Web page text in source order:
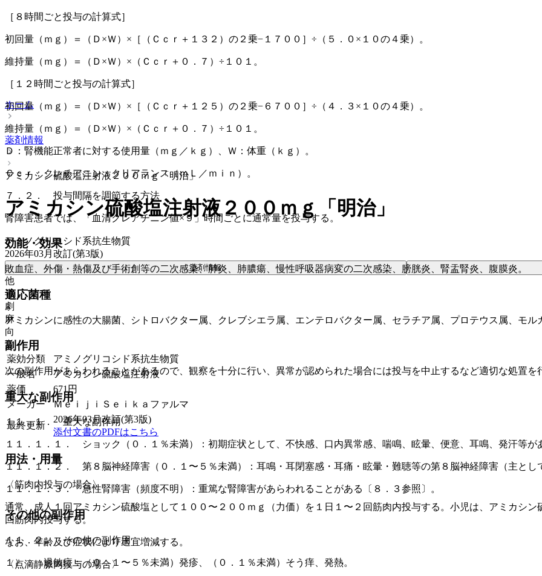
［８時間ごと投与の計算式］
初回量（ｍｇ）＝（Ｄ×Ｗ）×［（Ｃｃｒ＋１３２）の２乗−１７００］÷（５．０×１０の４乗）。
維持量（ｍｇ）＝（Ｄ×Ｗ）×（Ｃｃｒ＋０．７）÷１０１。
［１２時間ごと投与の計算式］
初回量（ｍｇ）＝（Ｄ×Ｗ）×［（Ｃｃｒ＋１２５）の２乗−６７００］÷（４．３×１０の４乗）。
維持量（ｍｇ）＝（Ｄ×Ｗ）×（Ｃｃｒ＋０．７）÷１０１。
Ｄ：腎機能正常者に対する使用量（ｍｇ／ｋｇ）、Ｗ：体重（ｋｇ）。
Ｃｃｒ：クレチアニン・クリアランス（ｍＬ／ｍｉｎ）。
７．２． 投与間隔を調節する方法
腎障害患者では、「血清クレアチニン値×９」時間ごとに通常量を投与する。
効能・効果
敗血症、外傷・熱傷及び手術創等の二次感染、肺炎、肺膿瘍、慢性呼吸器病変の二次感染、膀胱炎、腎盂腎炎、腹膜炎。
適応菌種
アミカシンに感性の大腸菌、シトロバクター属、クレブシエラ属、エンテロバクター属、セラチア属、プロテウス属、モ
副作用
次の副作用があらわれることがあるので、観察を十分に行い、異常が認められた場合には投与を中止するなど適切な処置を
重大な副作用
１１．１． 重大な副作用
１１．１．１． ショック（０．１％未満）：初期症状として、不快感、口内異常感、喘鳴、眩暈、便意、耳鳴、発汗等が
１１．１．２． 第８脳神経障害（０．１〜５％未満）：耳鳴・耳閉塞感・耳痛・眩暈・難聴等の第８脳神経障害（主と
１１．１．３． 急性腎障害（頻度不明）：重篤な腎障害があらわれることがある〔８．３参照〕。
その他の副作用
１１．２． その他の副作用
１）． 過敏症：（０．１〜５％未満）発疹、（０．１％未満）そう痒、発熱。
ホーム
薬剤情報
アミカシン硫酸塩注射液２００ｍｇ「明治」
アミカシン硫酸塩注射液２００ｍｇ「明治」
アミノグリコシド系抗生物質
2026年03月改訂(第3版)
薬剤情報
他
毒
劇
麻
向
覚
薬効分類
アミノグリコシド系抗生物質
一般名
アミカシン硫酸塩注射液
薬価
671円
メーカー
ＭｅｉｊｉＳｅｉｋａファルマ
最終更新
2026年03月改訂(第3版)
添付文書のPDFはこちら
用法・用量
〈筋肉内投与の場合〉
通常、成人１回アミカシン硫酸塩として１００〜２００ｍｇ（力価）を１日１〜２回筋肉内投与する。小児は、アミカシ
回筋肉内投与する。
なお、年齢及び症状により適宜増減する。
〈点滴静脈内投与の場合〉